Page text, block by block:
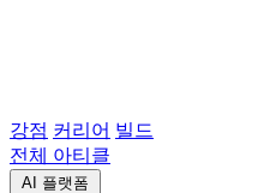
강점 커리어 빌드
전체 아티클
AI 플랫폼